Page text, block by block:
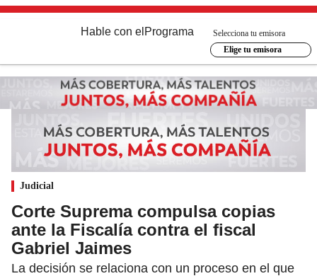
Hable con el Programa
Selecciona tu emisora
Elige tu emisora
Judicial
Corte Suprema compulsa copias
ante la Fiscalía contra el fiscal
Gabriel Jaimes
La decisión se relaciona con un proceso en el que